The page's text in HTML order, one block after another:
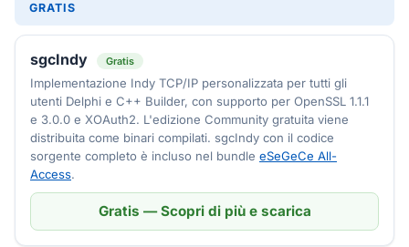
GRATIS
sgcIndy Gratis
Implementazione Indy TCP/IP personalizzata per tutti gli
utenti Delphi e C++ Builder, con supporto per OpenSSL 1.1.1
e 3.0.0 e XOAuth2. L'edizione Community gratuita viene
distribuita come binari compilati. sgcIndy con il codice
sorgente completo è incluso nel bundle eSeGeCe All-
Access.
Gratis — Scopri di più e scarica